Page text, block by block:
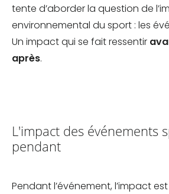
tente d’aborder la question de
environnemental du sport : les
Un impact qui se fait ressentir
après.
L'impact des événements
pendant
Pendant l’événement, l’impact